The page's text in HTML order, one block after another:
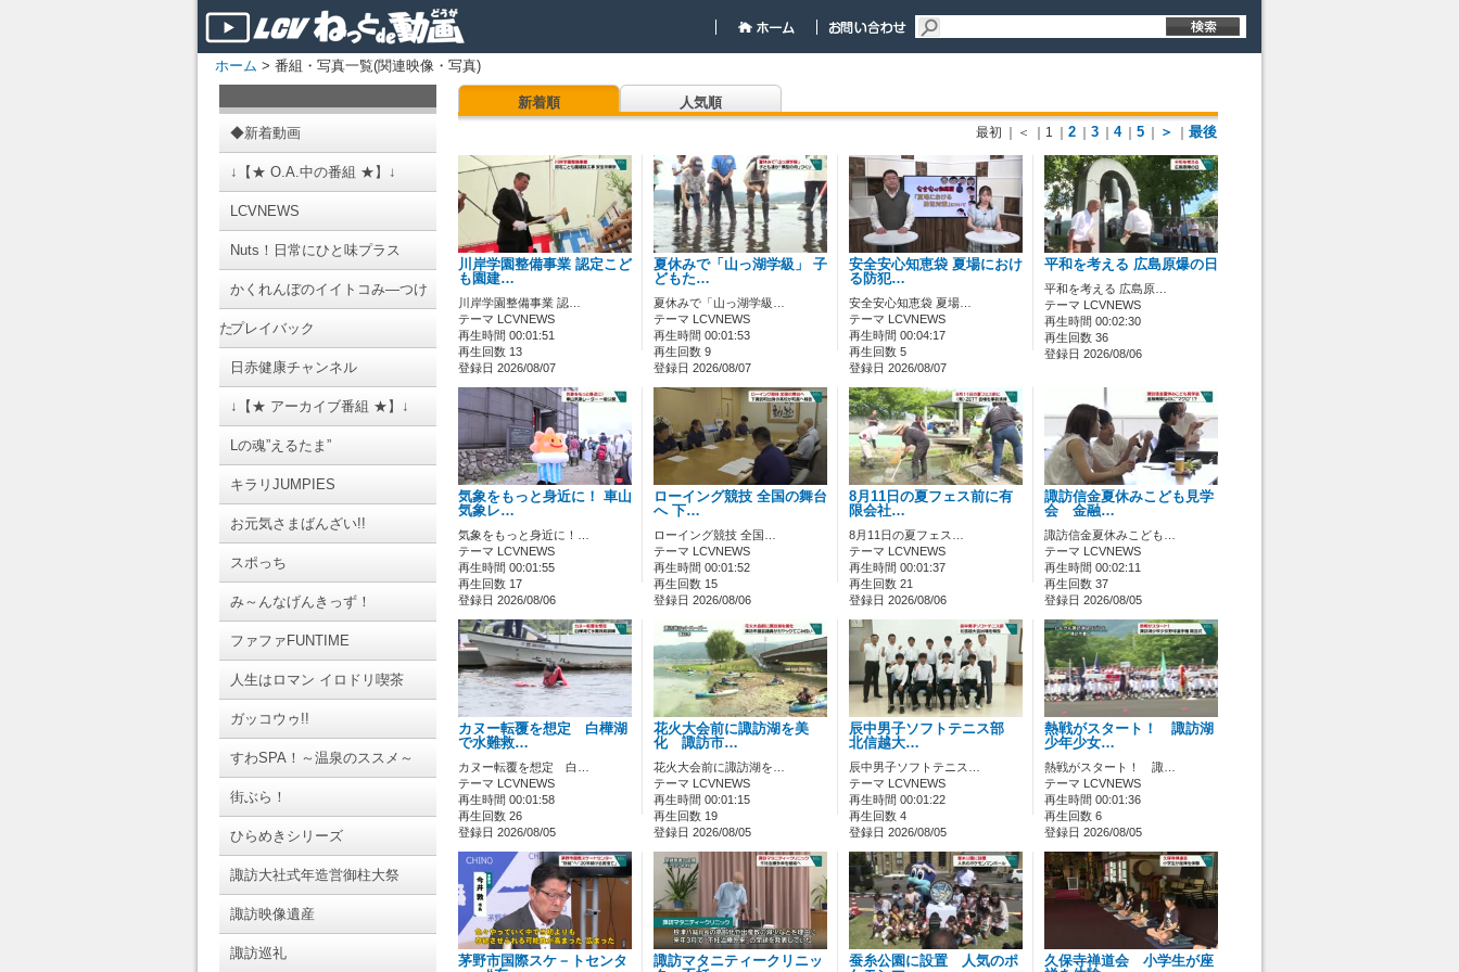
ホーム > 番組・写真一覧(関連映像・写真)
◆新着動画
↓【★ O.A.中の番組 ★】↓
LCVNEWS
Nuts！日常にひと味プラス
かくれんぼのイイトコみ―つけ
たプレイバック
日赤健康チャンネル
↓【★ アーカイブ番組 ★】↓
Lの魂”えるたま”
キラリJUMPIES
お元気さまばんざい!!
スポっち
み～んなげんきっず！
ファファFUNTIME
人生はロマン イロドリ喫茶
ガッコウゥ!!
すわSPA！～温泉のススメ～
街ぶら！
ひらめきシリーズ
諏訪大社式年造営御柱大祭
諏訪映像遺産
諏訪巡礼
新着順 人気順
最初 ｜＜ ｜1 2 3 4 5 ＞ 最後
川岸学園整備事業 認定こど
も園建…
川岸学園整備事業 認…
テーマ LCVNEWS
再生時間 00:01:51
再生回数 13
登録日 2026/08/07
夏休みで「山っ湖学級」 子
どもた…
夏休みで「山っ湖学級…
テーマ LCVNEWS
再生時間 00:01:53
再生回数 9
登録日 2026/08/07
安全安心知恵袋 夏場におけ
る防犯…
安全安心知恵袋 夏場…
テーマ LCVNEWS
再生時間 00:04:17
再生回数 5
登録日 2026/08/07
平和を考える 広島原爆の日
平和を考える 広島原…
テーマ LCVNEWS
再生時間 00:02:30
再生回数 36
登録日 2026/08/06
気象をもっと身近に！ 車山
気象レ…
気象をもっと身近に！…
テーマ LCVNEWS
再生時間 00:01:55
再生回数 17
登録日 2026/08/06
ローイング競技 全国の舞台
へ 下…
ローイング競技 全国…
テーマ LCVNEWS
再生時間 00:01:52
再生回数 15
登録日 2026/08/06
8月11日の夏フェス前に有
限会社…
8月11日の夏フェス…
テーマ LCVNEWS
再生時間 00:01:37
再生回数 21
登録日 2026/08/06
諏訪信金夏休みこども見学
会 金融…
諏訪信金夏休みこども…
テーマ LCVNEWS
再生時間 00:02:11
再生回数 37
登録日 2026/08/05
カヌー転覆を想定 白樺湖
で水難救…
カヌー転覆を想定 白…
テーマ LCVNEWS
再生時間 00:01:58
再生回数 26
登録日 2026/08/05
花火大会前に諏訪湖を美
化 諏訪市…
花火大会前に諏訪湖を…
テーマ LCVNEWS
再生時間 00:01:15
再生回数 19
登録日 2026/08/05
辰中男子ソフトテニス部
北信越大…
辰中男子ソフトテニス…
テーマ LCVNEWS
再生時間 00:01:22
再生回数 4
登録日 2026/08/05
熱戦がスタート！ 諏訪湖
少年少女…
熱戦がスタート！ 諏…
テーマ LCVNEWS
再生時間 00:01:36
再生回数 6
登録日 2026/08/05
茅野市国際スケ－トセンタ
諏訪マタニティークリニッ
蚕糸公園に設置 人気のポ
久保寺禅道会 小学生が座